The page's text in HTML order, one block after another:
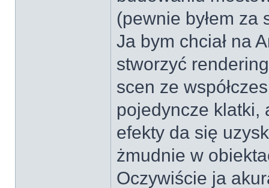
(pewnie byłem za
Ja bym chciał na
stworzyć
scen ze
pojedyncze klatki,
efekty da się
żmudnie w
Oczywiście ja